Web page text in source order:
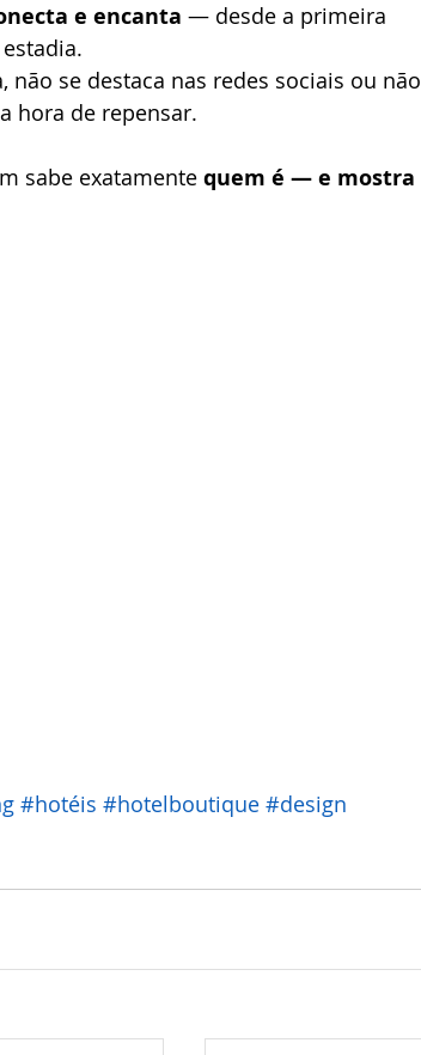
e encanta — desde a primeira
se destaca nas redes sociais ou não
hora de repensar.
sabe exatamente quem é — e mostra
#hotéis #hotelboutique #design